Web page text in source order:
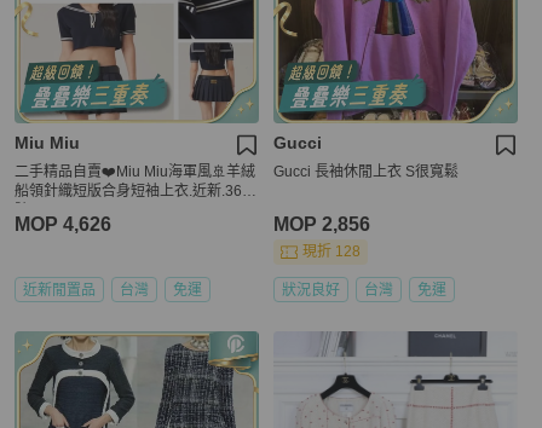
Miu Miu
二手精品自賣❤️Miu Miu海軍風🚢羊絨
船領針織短版合身短袖上衣.近新.36/S
MOP 4,626
近新閒置品 台灣 免運
Gucci
Gucci 長袖休閒上衣 S很寬鬆
MOP 2,856
現折 128
狀況良好 台灣 免運